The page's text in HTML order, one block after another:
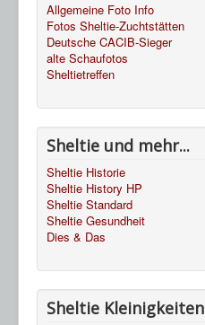
Allgemeine Foto Info
Fotos Sheltie-Zuchtstätten
Deutsche CACIB-Sieger
alte Schaufotos
Sheltietreffen
Sheltie und mehr...
Sheltie Historie
Sheltie History HP
Sheltie Standard
Sheltie Gesundheit
Dies & Das
Sheltie Kleinigkeiten